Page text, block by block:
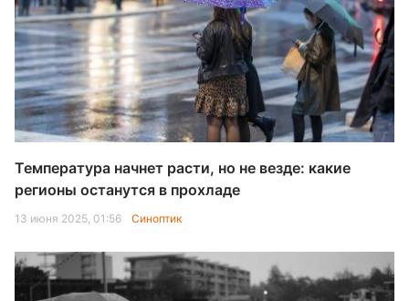
Температура начнет расти, но не везде: какие
регионы останутся в прохладе
13 июня 2025, 01:56 Синоптик